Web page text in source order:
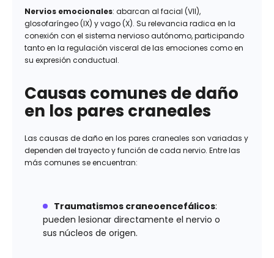
Nervios emocionales: abarcan al facial (VII),
glosofaríngeo (IX) y vago (X). Su relevancia radica en la
conexión con el sistema nervioso autónomo, participando
tanto en la regulación visceral de las emociones como en
su expresión conductual.
Causas comunes de daño
en los pares craneales
Las causas de daño en los pares craneales son variadas y
dependen del trayecto y función de cada nervio. Entre las
más comunes se encuentran:
Traumatismos craneoencefálicos:
pueden lesionar directamente el nervio o
sus núcleos de origen.